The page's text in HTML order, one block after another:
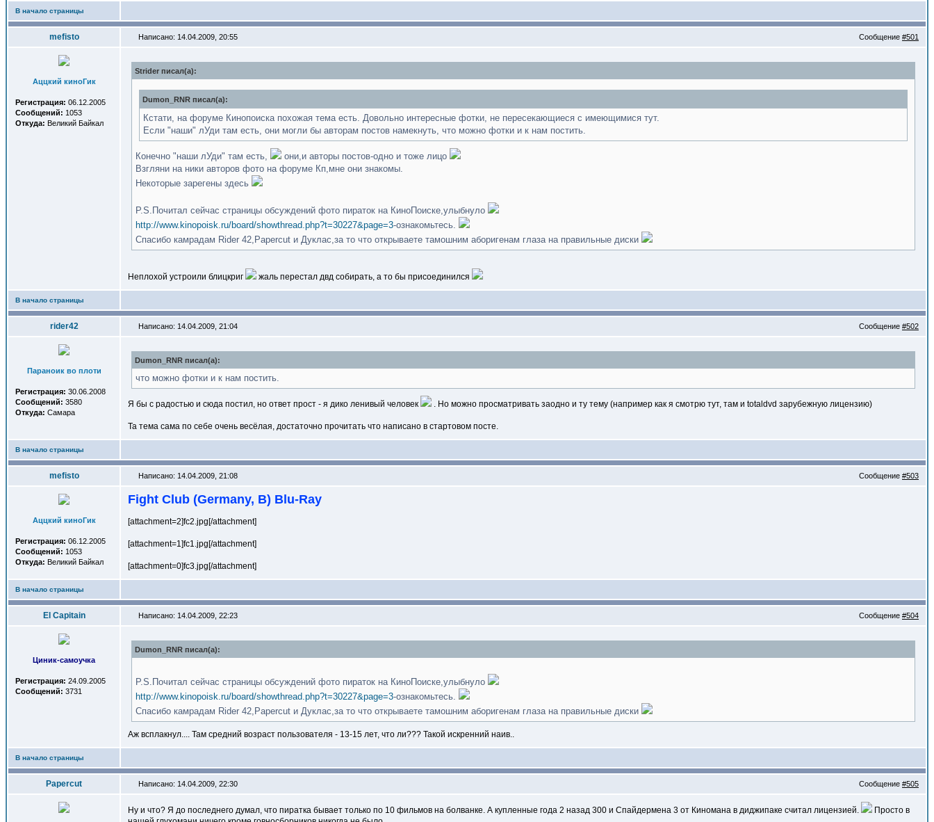
В начало страницы
mefisto Написано: 14.04.2009, 20:55 Сообщение #501
Аццкий киноГик
Регистрация: 06.12.2005
Сообщений: 1053
Откуда: Великий Байкал
Strider писал(a):
Dumon_RNR писал(a):
Кстати, на форуме Кинопоиска похожая тема есть. Довольно интересные фотки, не пересекающиеся с имеющимися тут.
Если "наши" лУди там есть, они могли бы авторам постов намекнуть, что можно фотки и к нам постить.
Конечно "наши лУди" там есть,
они,и авторы постов-одно и тоже лицо
Взгляни на ники авторов фото на форуме Кп,мне они знакомы.
Некоторые зарегены здесь
P.S.Почитал сейчас страницы обсуждений фото пираток на КиноПоиске,улыбнуло
http://www.kinopoisk.ru/board/showthread.php?t=30227&page=3-ознакомьтесь.
Спасибо камрадам Rider 42,Papercut и Дуклас,за то что открываете тамошним аборигенам глаза на правильные диски
Неплохой устроили блицкриг жаль перестал двд собирать, а то бы присоединился
В начало страницы
rider42 Написано: 14.04.2009, 21:04 Сообщение #502
Параноик во плоти
Регистрация: 30.06.2008
Сообщений: 3580
Откуда: Самара
Dumon_RNR писал(a):
что можно фотки и к нам постить.
Я бы с радостью и сюда постил, но ответ прост - я дико ленивый человек . Но можно просматривать заодно и ту тему (например как я смотрю тут, там и totaldvd зарубежную лицензию)
Та тема сама по себе очень весёлая, достаточно прочитать что написано в стартовом посте.
В начало страницы
mefisto Написано: 14.04.2009, 21:08 Сообщение #503
Аццкий киноГик
Регистрация: 06.12.2005
Сообщений: 1053
Откуда: Великий Байкал
Fight Club (Germany, B) Blu-Ray
[attachment=2]fc2.jpg [/attachment]
[attachment=1]fc1.jpg [/attachment]
[attachment=0]fc3.jpg [/attachment]
В начало страницы
El Capitain Написано: 14.04.2009, 22:23 Сообщение #504
Циник-самоучка
Регистрация: 24.09.2005
Сообщений: 3731
Dumon_RNR писал(a):
P.S.Почитал сейчас страницы обсуждений фото пираток на КиноПоиске,улыбнуло
http://www.kinopoisk.ru/board/showthread.php?t=30227&page=3-ознакомьтесь.
Спасибо камрадам Rider 42,Papercut и Дуклас,за то что открываете тамошним аборигенам глаза на правильные диски
Аж всплакнул.... Там средний возраст пользователя - 13-15 лет, что ли??? Такой искренний наив..
В начало страницы
Papercut Написано: 14.04.2009, 22:30 Сообщение #505
Ну и что? Я до последнего думал, что пиратка бывает только по 10 фильмов на болванке. А купленные года 2 назад 300 и Спайдермена 3 от Киномана в диджипаке считал лицензией.
Просто в